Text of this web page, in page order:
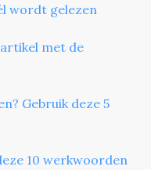
wordt gelezen
met de
Gebruik deze 5
10 werkwoorden